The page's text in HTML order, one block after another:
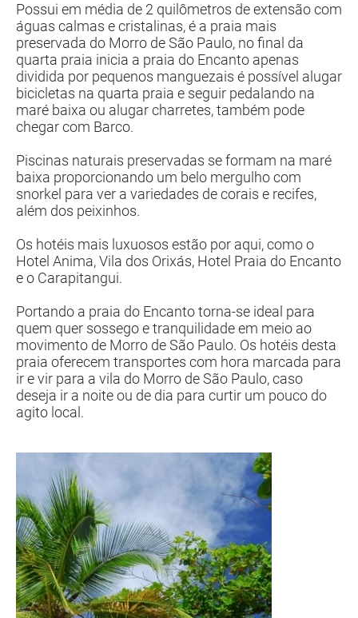
Possui em média de 2 quilômetros de extensão com
águas calmas e cristalinas, é a praia mais
preservada do Morro de São Paulo, no final da
quarta praia inicia a praia do Encanto apenas
dividida por pequenos manguezais é possível alugar
bicicletas na quarta praia e seguir pedalando na
maré baixa ou alugar charretes, também pode
chegar com Barco.
Piscinas naturais preservadas se formam na maré
baixa proporcionando um belo mergulho com
snorkel para ver a variedades de corais e recifes,
além dos peixinhos.
Os hotéis mais luxuosos estão por aqui, como o
Hotel Anima, Vila dos Orixás, Hotel Praia do Encanto
e o Carapitangui.
Portando a praia do Encanto torna-se ideal para
quem quer sossego e tranquilidade em meio ao
movimento de Morro de São Paulo. Os hotéis desta
praia oferecem transportes com hora marcada para
ir e vir para a vila do Morro de São Paulo, caso
deseja ir a noite ou de dia para curtir um pouco do
agito local.